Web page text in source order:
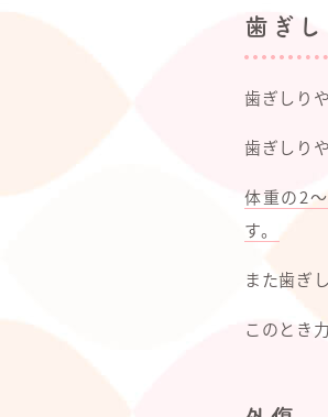
歯ぎし
歯ぎしり
歯ぎしり
体重の2
す。
また歯ぎ
このとき